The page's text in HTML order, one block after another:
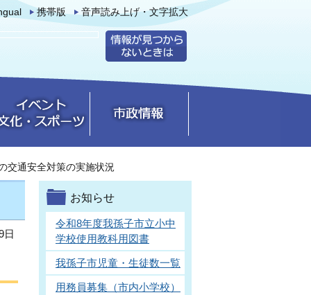
携帯版 音声読み上げ・文字拡大
交通安全対策の実施状況
日
お知らせ
令和8年度我孫子市立小中
学校使用教科用図書
我孫子市児童・生徒数一覧
用務員募集（市内小学校）